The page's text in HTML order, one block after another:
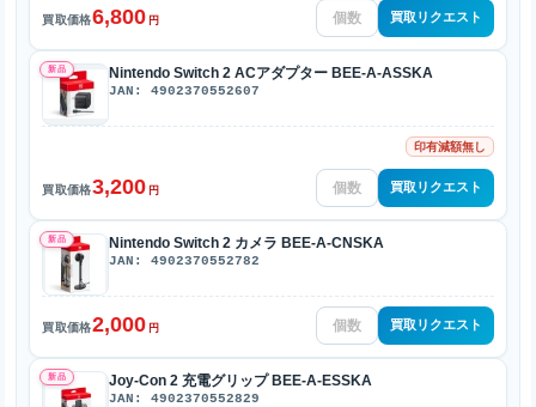
買取価格6,800 円 買取リクエスト
新品 Nintendo Switch 2 ACアダプター BEE-A-ASSKA
JAN: 4902370552607
印有減額無し
買取価格3,200 円 買取リクエスト
新品 Nintendo Switch 2 カメラ BEE-A-CNSKA
JAN: 4902370552782
買取価格2,000 円 買取リクエスト
新品 Joy-Con 2 充電グリップ BEE-A-ESSKA
JAN: 4902370552829